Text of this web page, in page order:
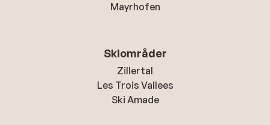
Mayrhofen
Skiområder
Zillertal
Les Trois Vallees
Ski Amade